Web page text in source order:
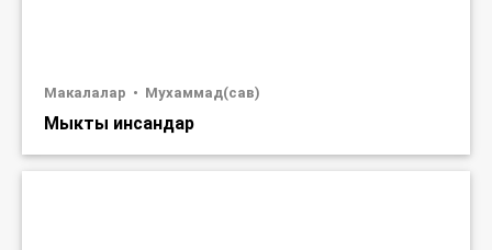
Макалалар Мухаммад(сав)
Мыкты инсандар